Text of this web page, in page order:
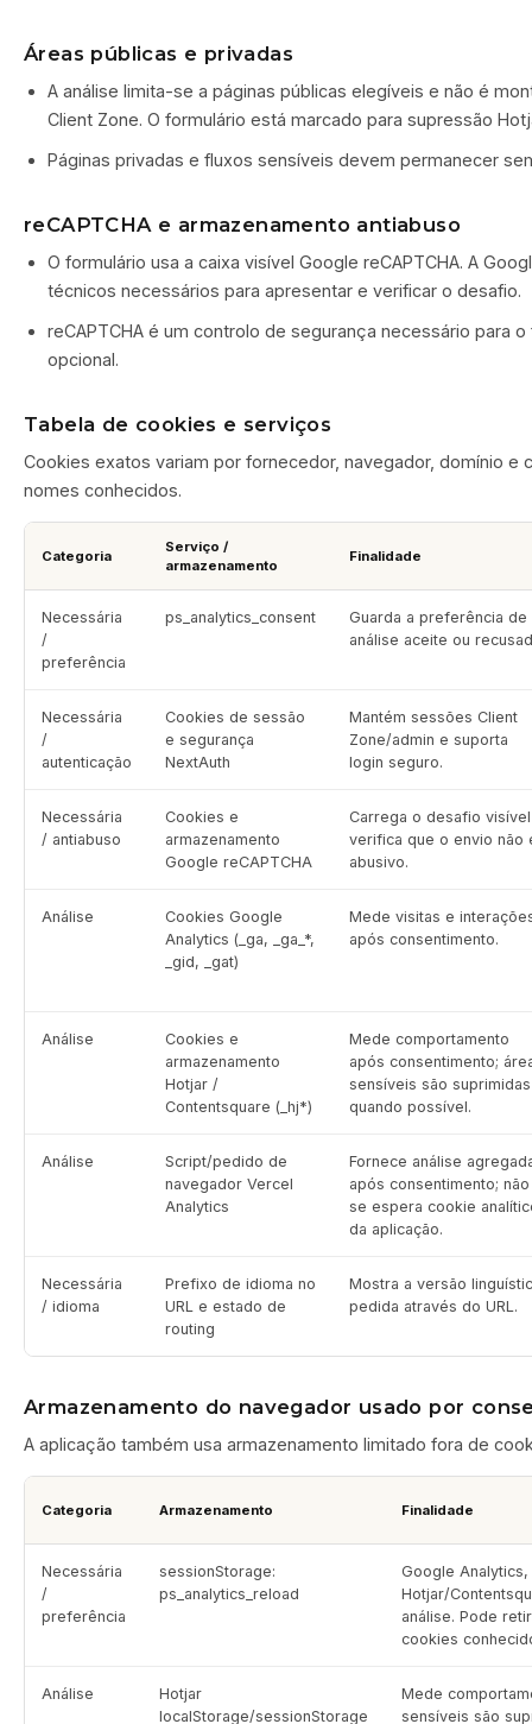
Áreas públicas e privadas
A análise limita-se a páginas públicas elegíveis e não é
Client Zone. O formulário está marcado para supressão
Páginas privadas e fluxos sensíveis devem permanecer
reCAPTCHA e armazenamento antiabuso
O formulário usa a caixa visível Google reCAPTCHA. A
técnicos necessários para apresentar e verificar o desafio.
reCAPTCHA é um controlo de segurança necessário para
opcional.
Tabela de cookies e serviços
Cookies exatos variam por fornecedor, navegador, domínio e
nomes conhecidos.
Categoria
Serviço /
armazenamento
Finalidade
Necessária
/
preferência
ps_analytics_consent
Guarda a preferência de
análise aceite ou
Necessária
/
autenticação
Cookies de sessão
e segurança
NextAuth
Mantém sessões Client
Zone/admin e suporta
login seguro.
Necessária
/ antiabuso
Cookies e
armazenamento
Google reCAPTCHA
Carrega o desafio
verifica que o envio não
abusivo.
Análise
Cookies Google
Analytics (_ga, _ga_*,
_gid, _gat)
Mede visitas e
após consentimento.
Análise
Cookies e
armazenamento
Hotjar /
Contentsquare (_hj*)
Mede comportamento
após consentimento;
sensíveis são suprimidas
quando possível.
Análise
Script/pedido de
navegador Vercel
Analytics
Fornece análise
após consentimento; não
se espera cookie
da aplicação.
Necessária
/ idioma
Prefixo de idioma no
URL e estado de
routing
Mostra a versão
pedida através do URL.
Armazenamento do navegador usado por
A aplicação também usa armazenamento limitado fora de
Categoria Armazenamento Finalidade
Necessária
/
preferência
sessionStorage:
ps_analytics_reload
Google
Hotjar/
análise. Pode
cookies
Análise
Hotjar
localStorage/sessionStorage
Mede
sensíveis são